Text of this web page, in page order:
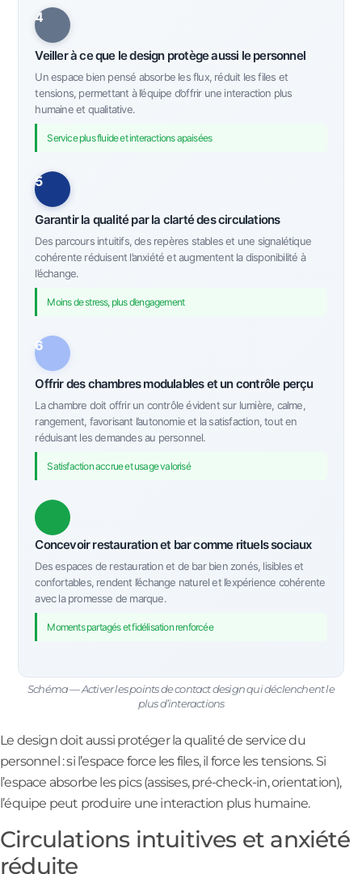
4
Veiller à ce que le design protège aussi le personnel
Un espace bien pensé absorbe les flux, réduit les files et
tensions, permettant à l’équipe d’offrir une interaction plus
humaine et qualitative.
Service plus fluide et interactions apaisées
5
Garantir la qualité par la clarté des circulations
Des parcours intuitifs, des repères stables et une signalétique
cohérente réduisent l’anxiété et augmentent la disponibilité à
l’échange.
Moins de stress, plus d’engagement
6
Offrir des chambres modulables et un contrôle perçu
La chambre doit offrir un contrôle évident sur lumière, calme,
rangement, favorisant l’autonomie et la satisfaction, tout en
réduisant les demandes au personnel.
Satisfaction accrue et usage valorisé
Concevoir restauration et bar comme rituels sociaux
Des espaces de restauration et de bar bien zonés, lisibles et
confortables, rendent l’échange naturel et l’expérience cohérente
avec la promesse de marque.
Moments partagés et fidélisation renforcée
Schéma — Activer les points de contact design qui déclenchent le
plus d’interactions
Le design doit aussi protéger la qualité de service du
personnel : si l’espace force les files, il force les tensions. Si
l’espace absorbe les pics (assises, pré-check-in, orientation),
l’équipe peut produire une interaction plus humaine.
Circulations intuitives et anxiété
réduite